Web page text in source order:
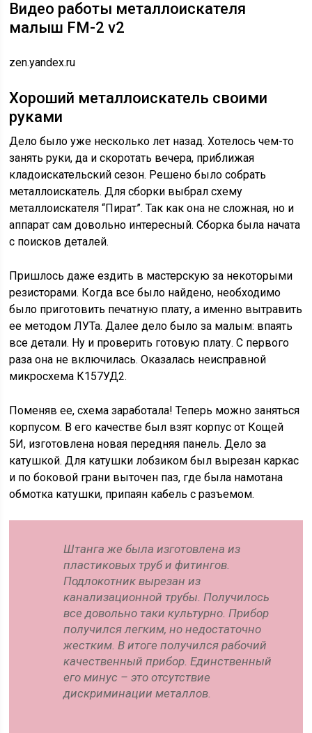
Видео работы металлоискателя
малыш FM-2 v2
zen.yandex.ru
Хороший металлоискатель своими
руками
Дело было уже несколько лет назад. Хотелось чем-то
занять руки, да и скоротать вечера, приближая
кладоискательский сезон. Решено было собрать
металлоискатель. Для сборки выбрал схему
металлоискателя “Пират”. Так как она не сложная, но и
аппарат сам довольно интересный. Сборка была начата
с поисков деталей.
Пришлось даже ездить в мастерскую за некоторыми
резисторами. Когда все было найдено, необходимо
было приготовить печатную плату, а именно вытравить
ее методом ЛУТа. Далее дело было за малым: впаять
все детали. Ну и проверить готовую плату. С первого
раза она не включилась. Оказалась неисправной
микросхема К157УД2.
Поменяв ее, схема заработала! Теперь можно заняться
корпусом. В его качестве был взят корпус от Кощей
5И, изготовлена новая передняя панель. Дело за
катушкой. Для катушки лобзиком был вырезан каркас
и по боковой грани выточен паз, где была намотана
обмотка катушки, припаян кабель с разъемом.
Штанга же была изготовлена из
пластиковых труб и фитингов.
Подлокотник вырезан из
канализационной трубы. Получилось
все довольно таки культурно. Прибор
получился легким, но недостаточно
жестким. В итоге получился рабочий
качественный прибор. Единственный
его минус – это отсутствие
дискриминации металлов.